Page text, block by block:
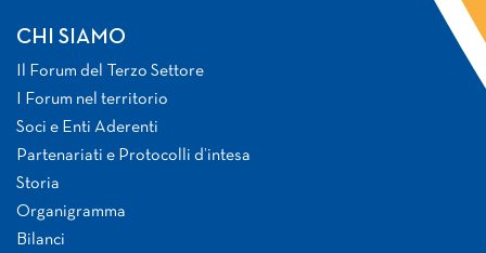
CHI SIAMO
Il Forum del Terzo Settore
I Forum nel territorio
Soci e Enti Aderenti
Partenariati e Protocolli d’intesa
Storia
Organigramma
Bilanci